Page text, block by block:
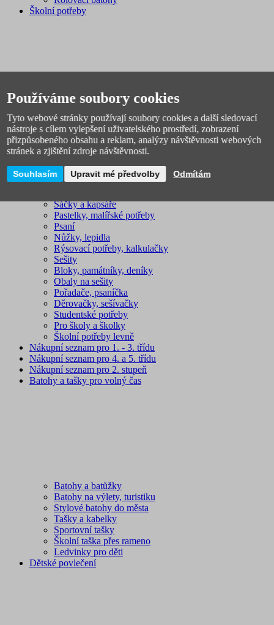
Školní potřeby
Školní penály
Školní desky
Láhve na pití a svačinové boxy
Pouzdra
Dětské kufříky na výtvarnou výchovu
Sady školních potřeb
Sáčky a kapsáře
Pastelky, malířské potřeby
Psaní
Nůžky, lepidla
Rýsovací potřeby, kalkulačky
Sešity
Bloky, památníky, deníky
Obaly na sešity
Pořadače, psaníčka
Děrovačky, sešívačky
Studentské potřeby
Pro školy a školky
Školní potřeby levně
Nákupní seznam pro 1. - 3. třídu
Nákupní seznam pro 4. a 5. třídu
Nákupní seznam pro 2. stupeň
Batohy a tašky pro volný čas
Batohy a batůžky
Batohy na výlety, turistiku
Stylové batohy do města
Tašky a kabelky
Sportovní tašky
Školní taška přes rameno
Ledvinky pro děti
Dětské povlečení
Používáme soubory cookies
Tyto webové stránky používají soubory cookies a další sledovací
nástroje s cílem vylepšení uživatelského prostředí, zobrazení
přizpůsobeného obsahu a reklam, analýzy návštěvnosti webových
stránek a zjištění zdroje návštěvnosti.
Souhlasím Upravit mé předvolby Odmítám